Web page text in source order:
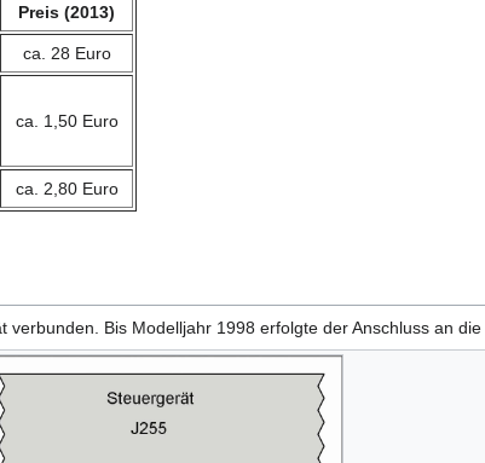
Preis (2013)
ca. 28 Euro
ca. 1,50 Euro
ca. 2,80 Euro
verbunden. Bis Modelljahr 1998 erfolgte der Anschluss an